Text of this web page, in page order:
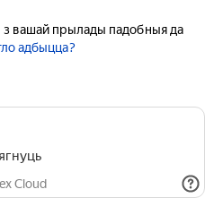
вашай прылады падобныя да
адбыцца?
Cloud